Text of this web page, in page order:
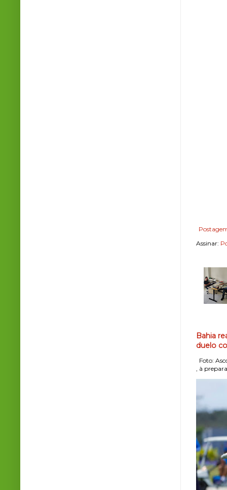
Assinar:
Bahia
duelo
Foto:
, à